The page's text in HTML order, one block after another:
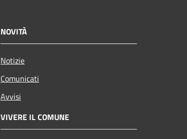
NOVITÀ
Notizie
Comunicati
Avvisi
VIVERE IL COMUNE